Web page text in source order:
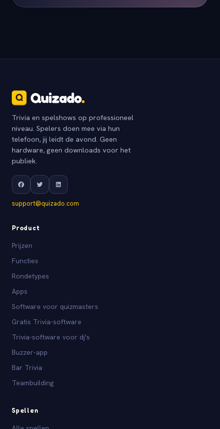
Trivia en spelshows op professioneel
niveau. Spelers doen mee via hun
telefoon, jij leidt de avond. Geen
hardware, geen downloads voor het
publiek.
support@quizado.com
Product
Prijzen
Functies
Rondetypes
Apps
Software voor quizmasters
Gratis Trivia-software
Trivia-software voor dj's
Buzzer-app
Bar Trivia
Teambuilding
Spellen